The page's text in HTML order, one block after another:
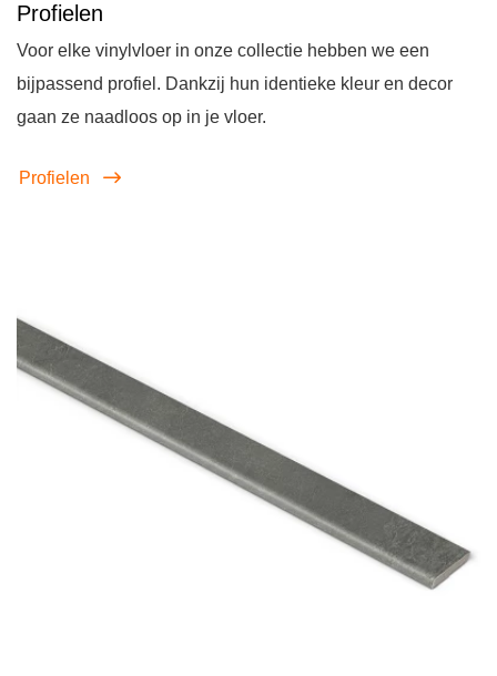
Profielen
Voor elke vinylvloer in onze collectie hebben we een
bijpassend profiel. Dankzij hun identieke kleur en decor
gaan ze naadloos op in je vloer.
Profielen